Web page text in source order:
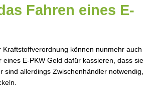
Fahren eines E-
Kraftstoffverordnung können nunmehr auch
eines E-PKW Geld dafür kassieren, dass sie
sind allerdings Zwischenhändler notwendig,